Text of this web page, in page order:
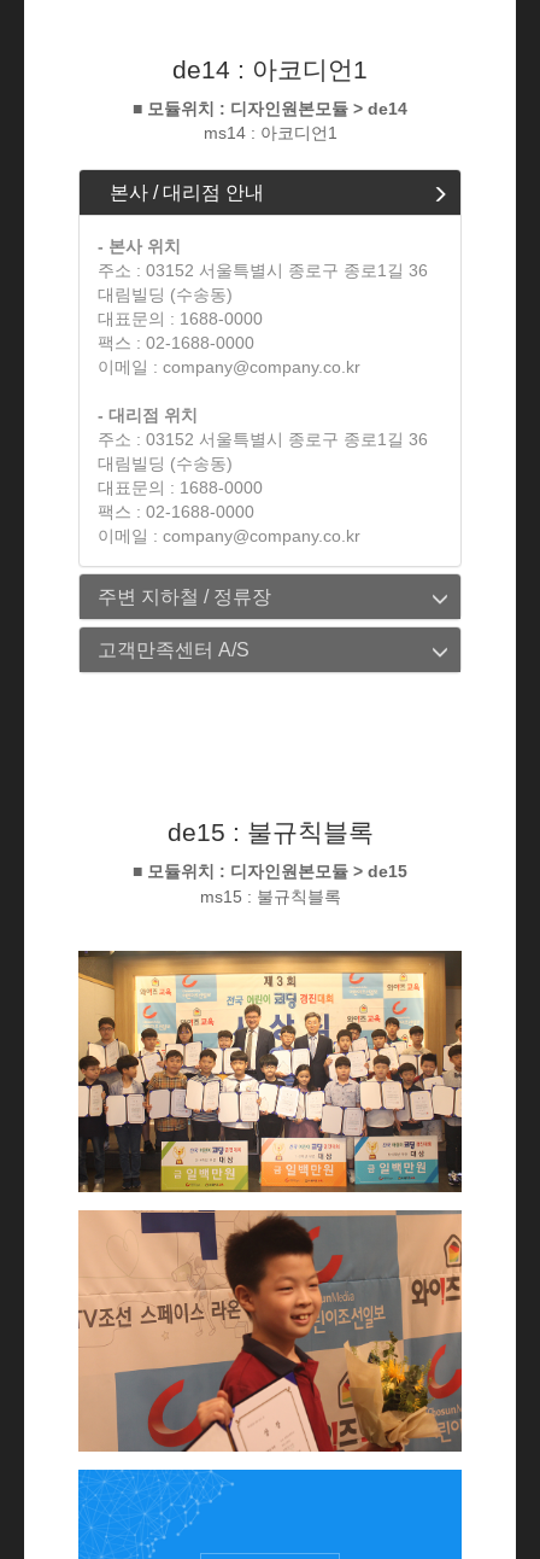
de14 : 아코디언1
■ 모듈위치 : 디자인원본모듈 > de14
ms14 : 아코디언1
본사 / 대리점 안내
- 본사 위치
주소 : 03152 서울특별시 종로구 종로1길 36
대림빌딩 (수송동)
대표문의 : 1688-0000
팩스 : 02-1688-0000
이메일 : company@company.co.kr
- 대리점 위치
주소 : 03152 서울특별시 종로구 종로1길 36
대림빌딩 (수송동)
대표문의 : 1688-0000
팩스 : 02-1688-0000
이메일 : company@company.co.kr
주변 지하철 / 정류장
고객만족센터 A/S
de15 : 불규칙블록
■ 모듈위치 : 디자인원본모듈 > de15
ms15 : 불규칙블록